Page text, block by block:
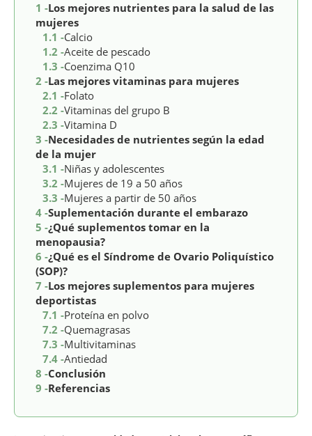
1 -Los mejores nutrientes para la salud de las
mujeres
1.1 -Calcio
1.2 -Aceite de pescado
1.3 -Coenzima Q10
2 -Las mejores vitaminas para mujeres
2.1 -Folato
2.2 -Vitaminas del grupo B
2.3 -Vitamina D
3 -Necesidades de nutrientes según la edad
de la mujer
3.1 -Niñas y adolescentes
3.2 -Mujeres de 19 a 50 años
3.3 -Mujeres a partir de 50 años
4 -Suplementación durante el embarazo
5 -¿Qué suplementos tomar en la
menopausia?
6 -¿Qué es el Síndrome de Ovario Poliquístico
(SOP)?
7 -Los mejores suplementos para mujeres
deportistas
7.1 -Proteína en polvo
7.2 -Quemagrasas
7.3 -Multivitaminas
7.4 -Antiedad
8 -Conclusión
9 -Referencias